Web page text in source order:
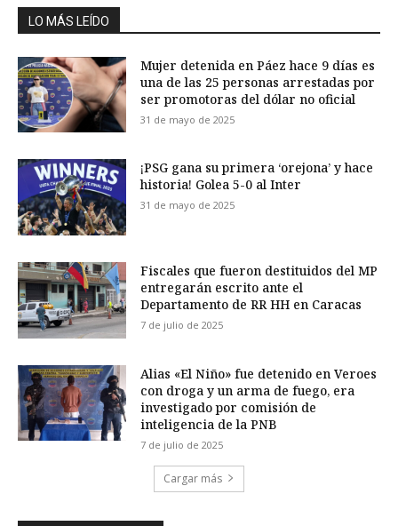
LO MÁS LEÍDO
Mujer detenida en Páez hace 9 días es
una de las 25 personas arrestadas por
ser promotoras del dólar no oficial
31 de mayo de 2025
¡PSG gana su primera ‘orejona’ y hace
historia! Golea 5-0 al Inter
31 de mayo de 2025
Fiscales que fueron destituidos del MP
entregarán escrito ante el
Departamento de RR HH en Caracas
7 de julio de 2025
Alias «El Niño» fue detenido en Veroes
con droga y un arma de fuego, era
investigado por comisión de
inteligencia de la PNB
7 de julio de 2025
Cargar más